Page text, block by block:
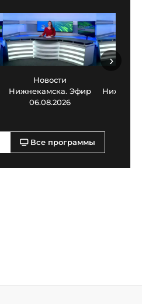
Новости
Нижнекамска. Эфир
06.08.2026
›
Все программы